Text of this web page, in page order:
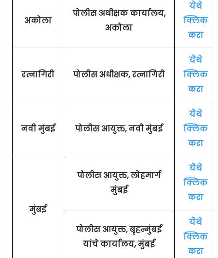
अकोला
पोलीस अधीक्षक कार्यालय,
अकोला
येथे
क्लिक
करा
रत्नागिरी पोलीस अधीक्षक, रत्नागिरी
येथे
क्लिक
करा
नवी मुंबई पोलीस आयुक्त, नवी मुंबई
येथे
क्लिक
करा
मुंबई
पोलीस आयुक्त, लोहमार्ग
मुंबई
येथे
क्लिक
करा
पोलीस आयुक्त, बृहन्मुंबई
यांचे कार्यालय, मुंबई
येथे
क्लिक
करा